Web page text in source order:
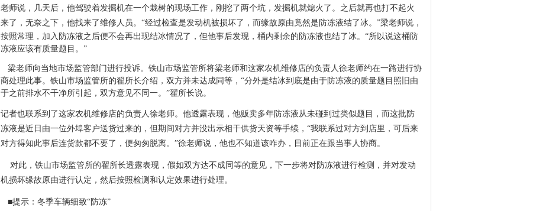
老师说，几天后，他驾驶着发掘机在一个栽树的现场工作，刚挖了两个坑，发掘机就熄火了。之后就再也打不起火
来了，无奈之下，他找来了维修人员。 “经过检查是发动机被损坏了，而缘故原由竟然是防冻液结了冰。”梁老师说，
按照常理，加入防冻液之后便不会再出现结冰情况了，但他事后发现，桶内剩余的防冻液也结了冰。“所以说这桶防
冻液应该有质量题目。”
梁老师向当地市场监管部门进行投诉。 铁山市场监管所将梁老师和这家农机维修店的负责人徐老师约在一路进行协
商处理此事。铁山市场监管所的翟所长介绍，双方并未达成同等，“分外是结冰到底是由于防冻液的质量题目照旧由
于之前排水不干净所引起，双方意见不同一。”翟所长说。
记者也联系到了这家农机维修店的负责人徐老师。他透露表现，他贩卖多年防冻液从未碰到过类似题目，而这批防
冻液是近日由一位外埠客户送货过来的，但期间对方并没出示相干供货天资等手续，“我联系过对方到店里，可后来
对方得知此事后连货款都不要了，便匆匆脱离。”徐老师说，他也不知道该咋办，目前正在跟当事人协商。
对此，铁山市场监管所的翟所长透露表现，假如双方达不成同等的意见，下一步将对防冻液进行检测，并对发动
机损坏缘故原由进行认定，然后按照检测和认定效果进行处理。
■提示：冬季车辆细致“防冻”